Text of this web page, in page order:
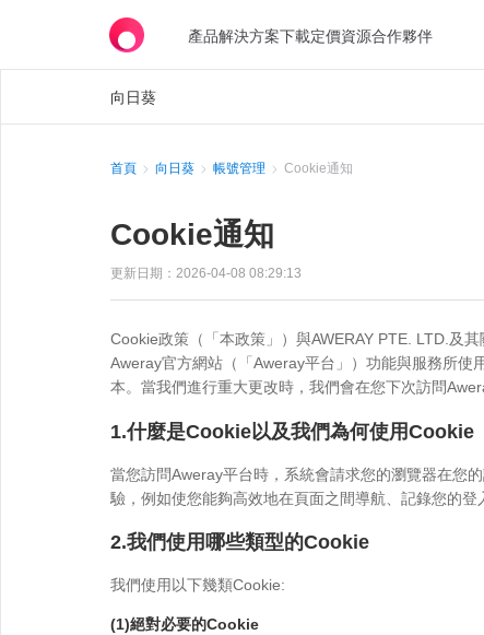
產品解決方案下載定價資源合作夥伴
向日葵
首頁 向日葵 帳號管理 Cookie通知
Cookie通知
更新日期：2026-04-08 08:29:13
Cookie政策（「本政策」）與AWERAY PTE. LTD.及
Aweray官方網站（「Aweray平台」）功能與服務所使
本。當我們進行重大更改時，我們會在您下次訪問
1.什麼是Cookie以及我們為何使用Cookie
當您訪問Aweray平台時，系統會請求您的瀏覽器在您
驗，例如使您能夠高效地在頁面之間導航、記錄您的登
2.我們使用哪些類型的Cookie
我們使用以下幾類Cookie:
(1)絕對必要的Cookie